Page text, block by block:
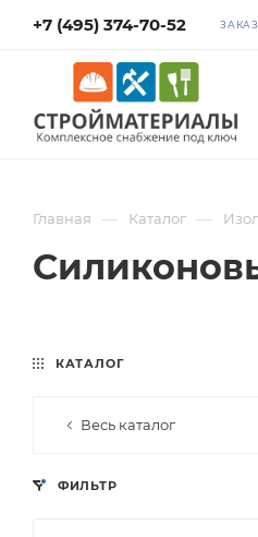
+7 (495) 374-70-52
Главная — Каталог —
КАТАЛОГ
Весь каталог
ФИЛЬТР